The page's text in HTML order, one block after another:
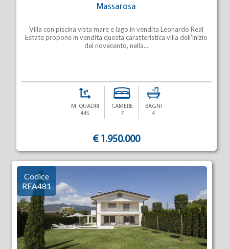
Massarosa
Villa con piscina vista mare e lago in vendita Leonardo Real
Estate propone in vendita questa caratteristica villa dell’inizio
del novecento, nella...
M. QUADRI
445
CAMERE
7
BAGNI
4
€ 1.950.000
Codice
REA481